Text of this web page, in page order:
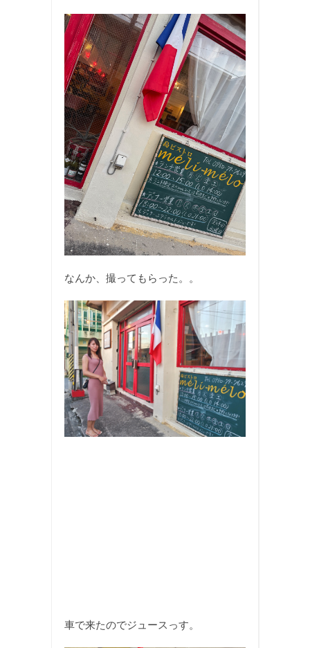
なんか、撮ってもらった。。
車で来たのでジュースっす。